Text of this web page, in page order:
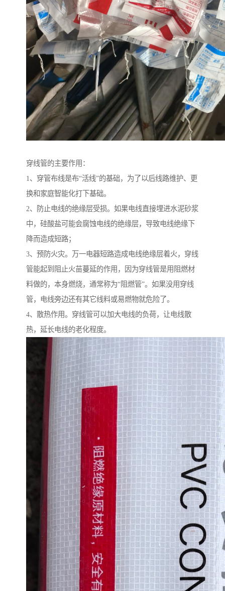
穿线管的主要作用：
1、穿管布线是布“活线”的基础，为了以后线路维护、更
换和家庭智能化打下基础。
2、防止电线的绝缘层受损。如果电线直接埋进水泥砂浆
中，硅酸盐可能会腐蚀电线的绝缘层，导致电线绝缘下
降而造成短路；
3、预防火灾。万一电器短路造成电线绝缘层着火，穿线
管能起到阻止火苗蔓延的作用，因为穿线管是用阻燃材
料做的，本身燃烧，通常称为“阻燃管”。如果没用穿线
管，电线旁边还有其它线料或易燃物就危险了。
4、散热作用。穿线管可以加大电线的负荷，让电线散
热，延长电线的老化程度。